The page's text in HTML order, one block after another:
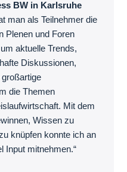
BW in Karlsruhe
man als Teilnehmer die
Plenen und Foren
aktuelle Trends,
Diskussionen,
großartige
die Themen
Mit dem
Wissen zu
knüpfen konnte ich an
Input mitnehmen.“